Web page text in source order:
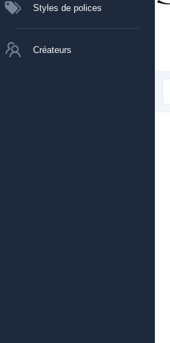
Styles de polices
Créateurs